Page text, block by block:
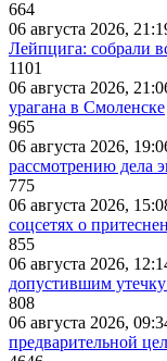
664
06 августа 2026,
Лейпцига: собрали
1101
06 августа 2026,
урагана в Смоленске
965
06 августа 2026,
рассмотрению дела
775
06 августа 2026,
соцсетях о
855
06 августа 2026,
допустившим
808
06 августа 2026,
предварительной